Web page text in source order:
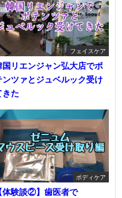
フェイスケア
国リエンジャン弘大店でポ
ンツァとジュベルック受け
きた
ボディケア
体験談②】歯医者で